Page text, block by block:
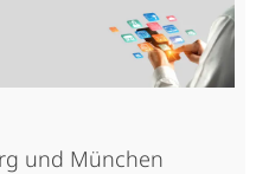
und München